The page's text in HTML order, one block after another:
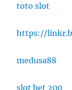
toto slot
https://
medusa88
slot bet 200